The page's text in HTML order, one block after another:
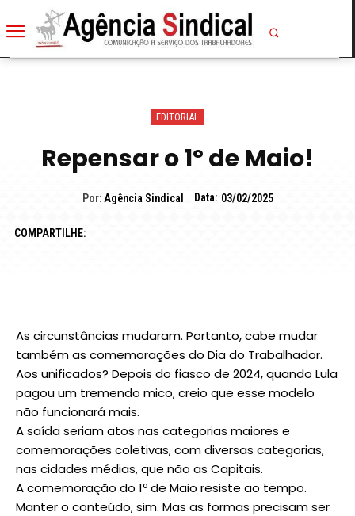
EDITORIAL
Repensar o 1º de Maio!
Por: Agência Sindical Data: 03/02/2025
COMPARTILHE:
As circunstâncias mudaram. Portanto, cabe mudar
também as comemorações do Dia do Trabalhador.
Aos unificados? Depois do fiasco de 2024, quando Lula
pagou um tremendo mico, creio que esse modelo
não funcionará mais.
A saída seriam atos nas categorias maiores e
comemorações coletivas, com diversas categorias,
nas cidades médias, que não as Capitais.
A comemoração do 1º de Maio resiste ao tempo.
Manter o conteúdo, sim. Mas as formas precisam ser